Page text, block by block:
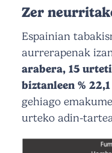
Zer
Espainian
aurrerapenak
arabera, 15
biztanleen %
gehiago
urteko adin-